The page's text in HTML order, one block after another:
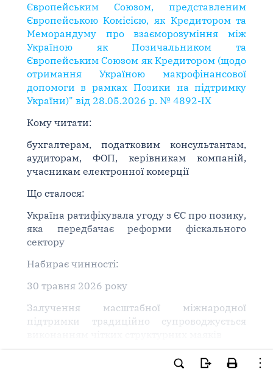
Європейським Союзом, представленим
Європейською Комісією, як Кредитором та
Меморандуму про взаєморозуміння між
Україною як Позичальником та
Європейським Союзом як Кредитором (щодо
отримання Україною макрофінансової
допомоги в рамках Позики на підтримку
України)" від 28.05.2026 р. № 4892-IX
Кому читати:
бухгалтерам, податковим консультантам,
аудиторам, ФОП, керівникам компаній,
учасникам електронної комерції
Що сталося:
Україна ратифікувала угоду з ЄС про позику,
яка передбачає реформи фіскального
сектору
Набирає чинності:
30 травня 2026 року
Залучення масштабної міжнародної
підтримки традиційно супроводжується